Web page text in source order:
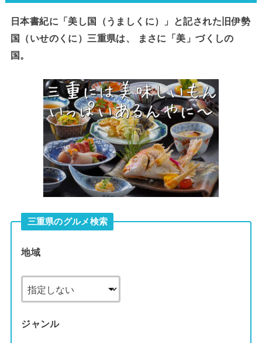
日本書紀に「美し国（うましくに）」と記された旧伊勢
国（いせのくに）三重県は、 まさに「美」づくしの
国。
三重県のグルメ検索
地域
ジャンル